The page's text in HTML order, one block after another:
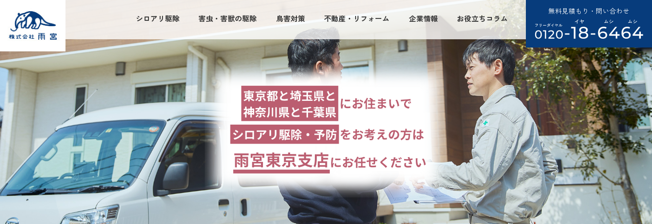
シロアリ駆除 害虫・害獣の駆除 鳥害対策 不動産・リフォーム 企業情報 お役立ちコラム
無料見積もり・問い合わせ